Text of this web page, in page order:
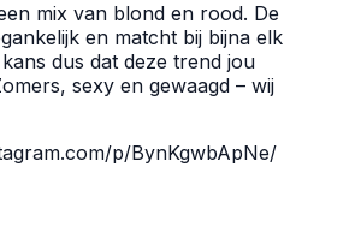
mix van blond en rood. De
en matcht bij bijna elk
dus dat deze trend jou
sexy en gewaagd – wij
p/BynKgwbApNe/